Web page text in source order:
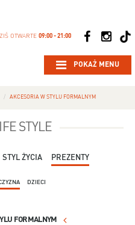
OTWARTE09:00 - 21:00
POKAŻ MENU
AKCESORIA W STYLU FORMALNYM
STYLE
STYL ŻYCIA PREZENTY
DZIECI
FORMALNYM